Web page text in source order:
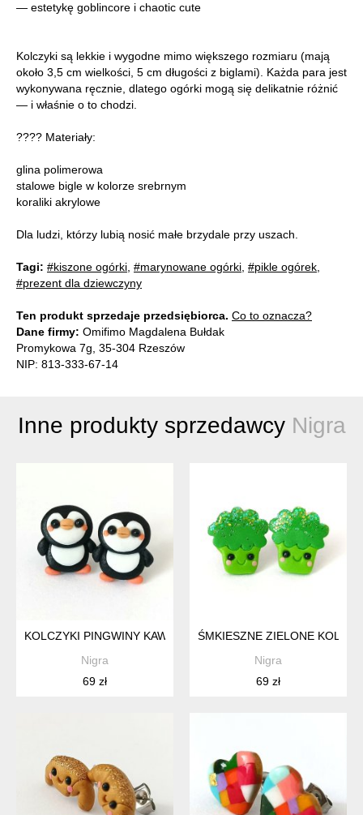
— estetykę goblincore i chaotic cute
Kolczyki są lekkie i wygodne mimo większego rozmiaru (mają
około 3,5 cm wielkości, 5 cm długości z biglami). Każda para jest
wykonywana ręcznie, dlatego ogórki mogą się delikatnie różnić
— i właśnie o to chodzi.
???? Materiały:
glina polimerowa
stalowe bigle w kolorze srebrnym
koraliki akrylowe
Dla ludzi, którzy lubią nosić małe brzydale przy uszach.
Tagi: #kiszone ogórki #marynowane ogórki #pikle ogórek
#prezent dla dziewczyny
Ten produkt sprzedaje przedsiębiorca. Co to oznacza?
Dane firmy: Omifimo Magdalena Bułdak
Promykowa 7g, 35-304 Rzeszów
NIP: 813-333-67-14
Inne produkty sprzedawcy Nigra
KOLCZYKI PINGWINY KAWAII NA SZTYFTACH UROCZA
Nigra
69 zł
ŚMKIESZNE ZIELONE
Nigra
69 zł